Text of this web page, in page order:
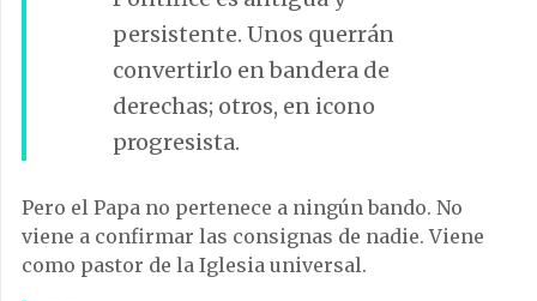
persistente. Unos querrán
convertirlo en bandera de
derechas; otros, en icono
progresista.
Pero el Papa no pertenece a ningún bando. No
viene a confirmar las consignas de nadie. Viene
como pastor de la Iglesia universal.